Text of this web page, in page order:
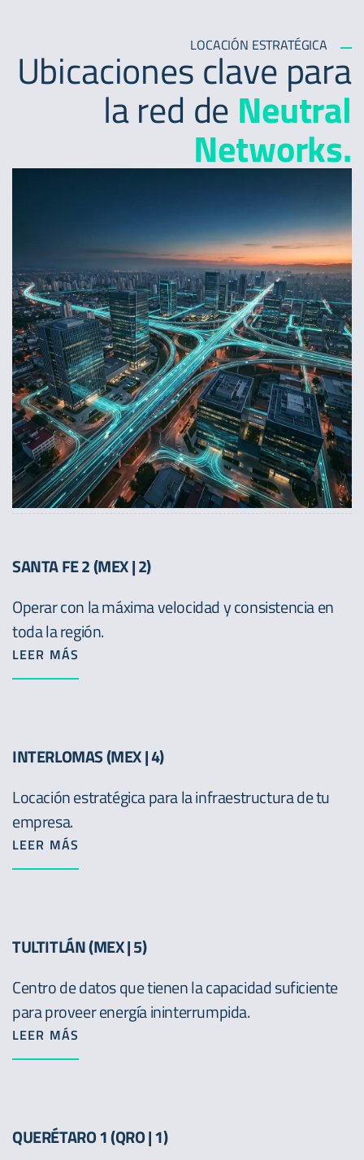
LOCACIÓN ESTRATÉGICA
Ubicaciones clave para
la red de Neutral
Networks.
SANTA FE 2 (MEX | 2)
Operar con la máxima velocidad y consistencia en
toda la región.
LEER MÁS
INTERLOMAS (MEX | 4)
Locación estratégica para la infraestructura de tu
empresa.
LEER MÁS
TULTITLÁN (MEX | 5)
Centro de datos que tienen la capacidad suficiente
para proveer energía ininterrumpida.
LEER MÁS
QUERÉTARO 1 (QRO | 1)